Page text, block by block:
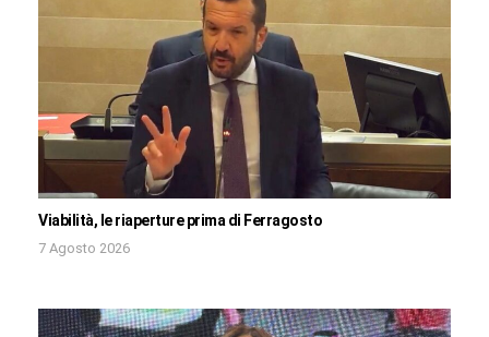
Viabilità, le riaperture prima di Ferragosto
7 Agosto 2026